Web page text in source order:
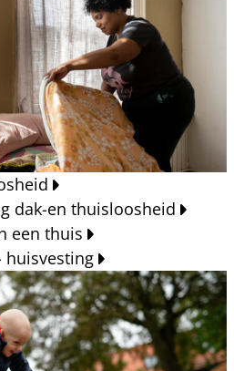
dak-en thuisloosheid
een thuis
huisvesting